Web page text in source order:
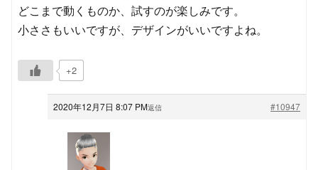
どこまで動くものか、試すのが楽しみです。
小ささもいいですが、デザインがいいですよね。
+2
2020年12月7日 8:07 PM #10947
返信